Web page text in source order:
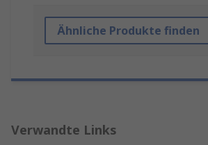
Ähnliche Produkte finden
Verwandte Links